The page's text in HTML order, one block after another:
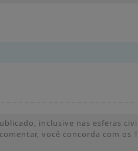
inclusive nas esferas
você concorda com os